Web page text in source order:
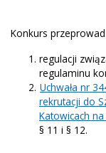
Konkurs
regulacji
regulaminu
Uchwała nr
rekrutacji do
Katowicach
§ 11 i § 12.